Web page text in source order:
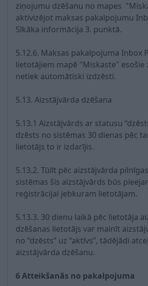
ziņojumu dzēšanu no mapes
aktivizējot maksas pakalpojumu
Sīkāka informācija 3. punktā.
5.12.6. Maksas pakalpojuma Inbox
lietotājiem mapē "Miskaste" esošie
netiek automātiski izdzēsti.
5.13. Aizstājvārda dzēšana
5.13.1 Aizstājvārds ar statusu
dzēsts no sistēmas 30 dienas pēc
lietotājs to ir izdarījis.
5.13.2. Tūlīt pēc aizstājvārda
sistēmas šis aizstājvārds būs
reģistrācijai jebkuram lietotājam.
5.13.3. 30 dienu laikā pēc lietotāja
dzēšanas lietotājs var mainīt
no “dzēsts” uz “aktīvs”, tādējādi
aizstājvārda dzēšanu.
6 Atteikšanās no pakalpojuma